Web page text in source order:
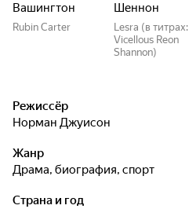
Вашингтон
Rubin Carter
Шеннон
Lesra (в титрах:
Vicellous Reon
Shannon)
Режиссёр
Норман Джуисон
Жанр
драма, биография, спорт
Страна и год